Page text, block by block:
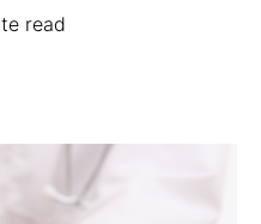
read